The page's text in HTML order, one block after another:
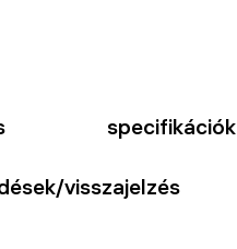
specifikációk
visszajelzés